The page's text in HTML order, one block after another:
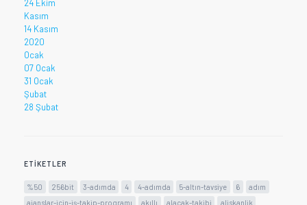
24 Ekim
Kasım
14 Kasım
2020
Ocak
07 Ocak
31 Ocak
Şubat
28 Şubat
ETIKETLER
%50 256bit 3-adımda 4 4-adımda 5-altın-tavsiye 6
adım
ajanslar-için-iş-takip-programı
akıllı alacak-takibi
aliskanlik